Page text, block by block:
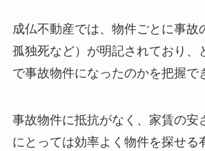
成仏不動産では、物件ごとに事故
孤独死など）が明記されており、
で事故物件になったのかを把握で
事故物件に抵抗がなく、家賃の安
にとっては効率よく物件を探せる